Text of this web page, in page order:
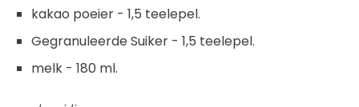
kakao poeier - 1,5 teelepel.
Gegranuleerde Suiker - 1,5 teelepel.
melk - 180 ml.